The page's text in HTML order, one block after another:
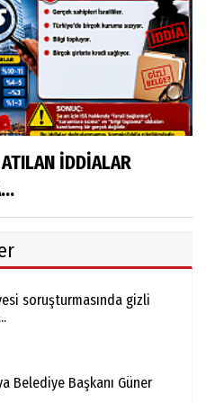
İDDİALAR
soruşturmasında gizli
Belediye Başkanı Güner